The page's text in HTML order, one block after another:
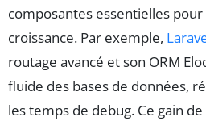
composantes essentielles
croissance. Par exemple,
routage avancé et son ORM
fluide des bases de données,
les temps de debug. Ce gain